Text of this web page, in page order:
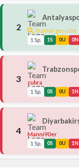
2 Trainer gesucht
1 Sp. 1S 0U 0N
3 cubra
1 Sp. 0S 0U 1N
4 Manni90er
1 Sp. 0S 0U 1N